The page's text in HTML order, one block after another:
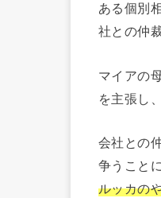
ある個別
社との仲
マイアの
を主張し
会社との
争うこと
ルッカの